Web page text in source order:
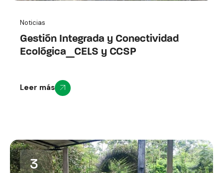
Noticias
Gestión Integrada y Conectividad
Ecológica_CELS y CCSP
Leer más
3